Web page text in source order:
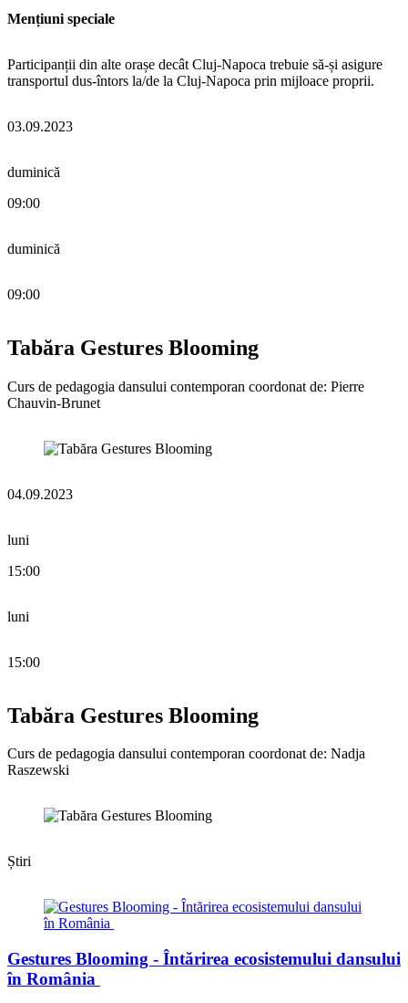
Mențiuni speciale
Participanții din alte orașe decât Cluj-Napoca trebuie să-și asigure
transportul dus-întors la/de la Cluj-Napoca prin mijloace proprii.
03.09.2023
duminică
09:00
duminică
09:00
Tabăra Gestures Blooming
Curs de pedagogia dansului contemporan coordonat de: Pierre
Chauvin-Brunet
04.09.2023
luni
15:00
luni
15:00
Tabăra Gestures Blooming
Curs de pedagogia dansului contemporan coordonat de: Nadja
Raszewski
Știri
Gestures Blooming - Întărirea ecosistemului dansului
în România